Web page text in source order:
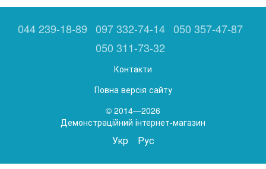
044 239-18-89 097 332-74-14 050 357-47-87
050 311-73-32
Контакти
Повна версія сайту
© 2014—2026
Демонстраційний інтернет-магазин
Укр Рус